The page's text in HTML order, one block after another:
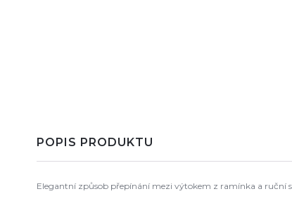
POPIS PRODUKTU
Elegantní způsob přepínání mezi výtokem z ramínka a ruční